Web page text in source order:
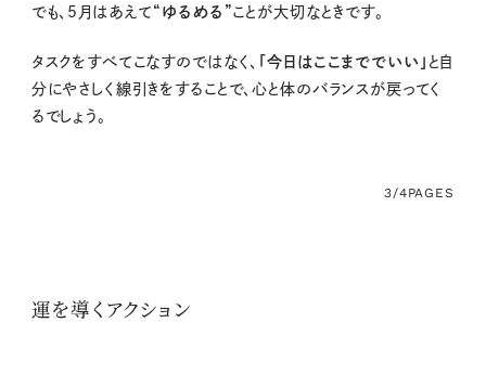
でも、 5 月はあえて “ゆるめる”ことが大切なときです。
タスクをすべてこなすのではなく、 「今日はここまででいい」 と自
分にやさしく線引きをすることで、心と体のバランスが戻ってく
るでしょう。
3/4PAGES
運を導くアクション